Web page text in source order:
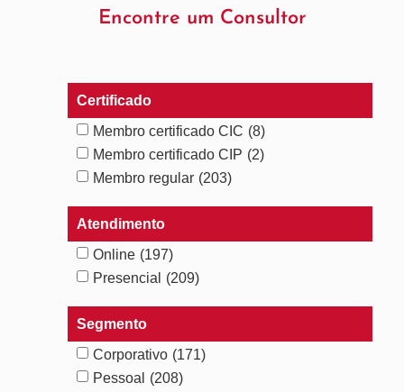
Encontre um Consultor
Certificado
Membro certificado CIC (8)
Membro certificado CIP (2)
Membro regular (203)
Atendimento
Online (197)
Presencial
(209)
Segmento
Corporativo (171)
Pessoal
(208)